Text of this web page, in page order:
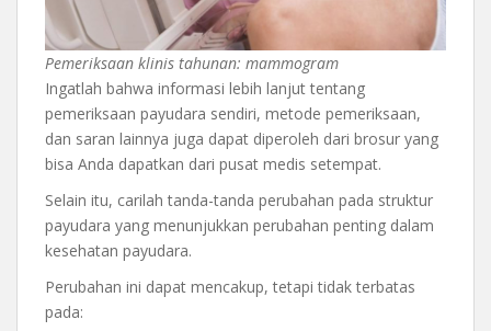
Pemeriksaan klinis tahunan: mammogram
Ingatlah bahwa informasi lebih lanjut tentang
pemeriksaan payudara sendiri, metode pemeriksaan,
dan saran lainnya juga dapat diperoleh dari brosur yang
bisa Anda dapatkan dari pusat medis setempat.
Selain itu, carilah tanda-tanda perubahan pada struktur
payudara yang menunjukkan perubahan penting dalam
kesehatan payudara.
Perubahan ini dapat mencakup, tetapi tidak terbatas
pada: